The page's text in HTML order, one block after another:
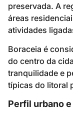
preservada. A
áreas
atividades
Boraceia é
do centro da
tranquilidade e
típicas do litoral
Perfil urbano